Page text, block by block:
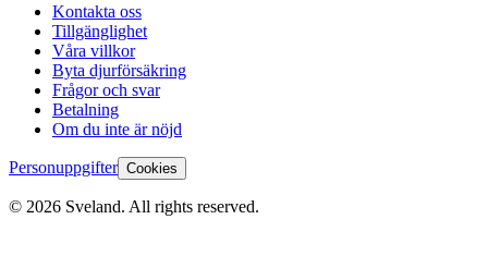
Kontakta oss
Tillgänglighet
Våra villkor
Byta djurförsäkring
Frågor och svar
Betalning
Om du inte är nöjd
Personuppgifter Cookies
© 2026 Sveland. All rights reserved.